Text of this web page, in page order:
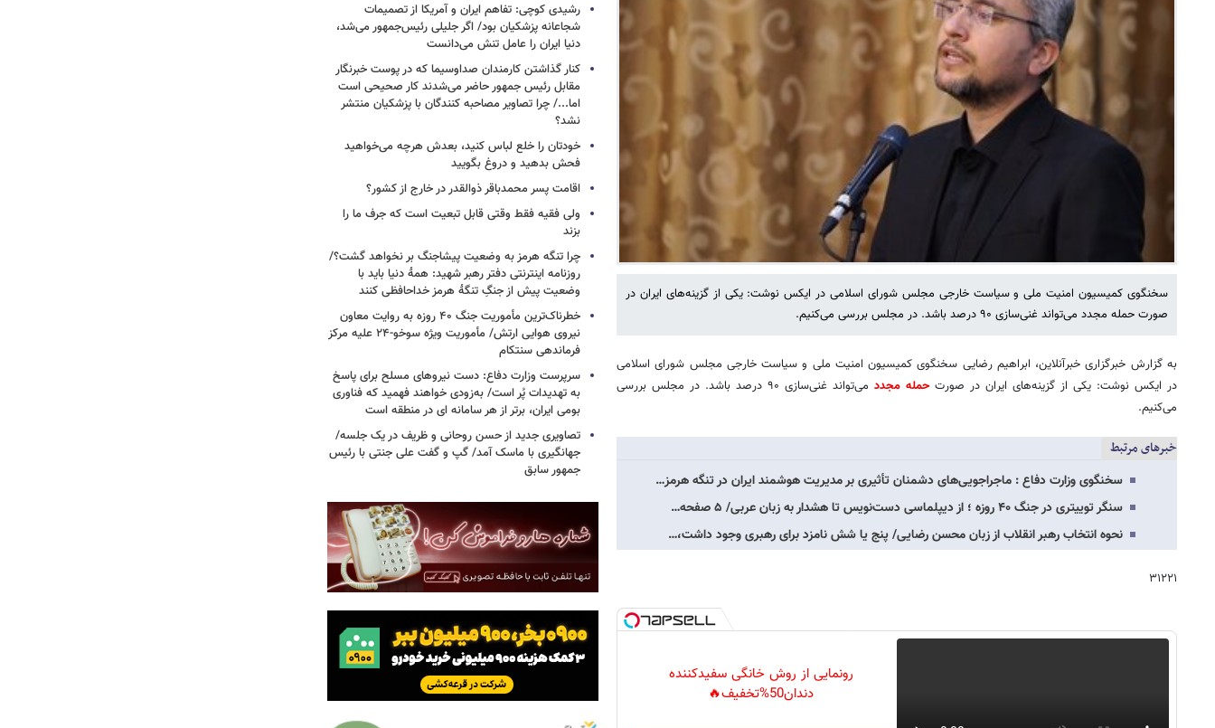
سخنگوی کمیسیون امنیت ملی و سیاست خارجی مجلس شورای اسلامی در ایکس نوشت: یکی از گزینه‌های ایران در
صورت حمله مجدد می‌تواند غنی‌سازی ۹۰ درصد باشد. در مجلس بررسی می‌کنیم.
به گزارش خبرگزاری خبرآنلاین، ابراهیم رضایی سخنگوی کمیسیون امنیت ملی و سیاست خارجی مجلس شورای اسلامی
در ایکس نوشت: یکی از گزینه‌های ایران در صورت حمله مجدد
می‌تواند غنی‌سازی ۹۰ درصد باشد. در مجلس بررسی
می‌کنیم.
خبرهای مرتبط
سخنگوی وزارت دفاع : ماجراجویی‌های دشمنان تأثیری بر مدیریت هوشمند ایران در تنگه هرمز…
سنگر توییتری در جنگ ۴۰ روزه ؛ از دیپلماسی دست‌نویس تا هشدار به زبان عربی/ ۵ صفحه…
نحوه انتخاب رهبر انقلاب از زبان محسن رضایی/ پنج یا شش نامزد برای رهبری وجود داشت،…
۳۱۲۲۱
رونمایی از روش خانگی سفیدکننده
دندان50%تخفیف🔥
رشیدی کوچی: تفاهم ایران و آمریکا از تصمیمات
شجاعانه پزشکیان بود/ اگر جلیلی رئیس‌جمهور می‌شد،
دنیا ایران را عامل تنش می‌دانست
کنار گذاشتن کارمندان صداوسیما که در پوست خبرنگار
مقابل رئیس جمهور حاضر می‌شدند کار صحیحی است
اما.../ چرا تصاویر مصاحبه کنندگان با پزشکیان منتشر
نشد؟
خودتان را خلع لباس کنید، بعدش هرچه می‌خواهید
فحش بدهید و دروغ بگویید
اقامت پسر محمدباقر ذوالقدر در خارج از کشور؟
ولی فقیه فقط وقتی قابل تبعیت است که جرف ما را
بزند
چرا تنگه هرمز به وضعیت پیشاجنگ بر نخواهد گشت؟/
روزنامه اینترنتی دفتر رهبر شهید: همۀ دنیا باید با
وضعیت پیش از جنگِ تنگۀ هرمز خداحافظی کنند
خطرناک‌ترین مأموریت جنگ ۴۰ روزه به روایت معاون
نیروی هوایی ارتش/ مأموریت ویژه سوخو-۲۴ علیه مرکز
فرماندهی سنتکام
سرپرست وزارت دفاع: دست نیروهای مسلح برای پاسخ
به تهدیدات پُر است/ به‌زودی خواهند فهمید که فناوری
بومی ایران، برتر از هر سامانه ای در منطقه است
تصاویری جدید از حسن روحانی و ظریف در یک جلسه/
جهانگیری با ماسک آمد/ گپ و گفت علی جنتی با رئیس
جمهور سابق